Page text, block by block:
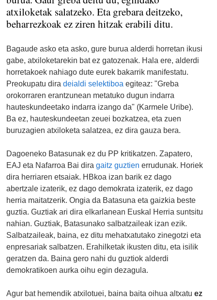
atxiloketak salatzeko. Eta grebara deitzeko,
beharrezkoak ez ziren hitzak erabili ditu.
Bagaude asko eta asko, gure burua alderdi horretan ikusi
gabe, atxiloketarekin bat ez gatozenak. Hala ere, alderdi
horretakoek nahiago dute eurek bakarrik manifestatu.
Preokupatu diradeialdi selektiboa egiteaz: "Greba
orokorraren erantzunean metatuko dugun indarra
hauteskundeetako indarra izango da" (Karmele Uribe).
Ba ez, hauteskundeetan zeuei bozkatzea, eta zuen
buruzagien atxiloketa salatzea, ez dira gauza bera.
Dagoeneko Batasunak ez du PP kritikatzen. Zapatero,
EAJ eta Nafarroa Bai diragaitz guztien errudunak. Horiek
dira herriaren etsaiak. HBkoa izan barik ez dago
abertzale izaterik, ez dago demokrata izaterik, ez dago
herria maitatzerik. Ongia da Batasuna eta gaizkia beste
guztia. Guztiak ari dira elkarlanean Euskal Herria suntsitu
nahian. Guztiak, Batasunako salbatzaileak izan ezik.
Salbatzaileak, baina, ez ditu mehatxatutako zinegotzi eta
enpresariak salbatzen. Erahilketak ikusten ditu, eta isilik
geratzen da. Baina gero nahi du guztiok alderdi
demokratikoen aurka oihu egin dezagula.
Agur bat hemendik atxilotuei, baina baita oihua altxatuez